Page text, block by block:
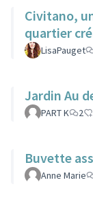
Civitano,
quartier
LisaPauget
Jardin Au
PART K 2
Buvette
Anne Marie